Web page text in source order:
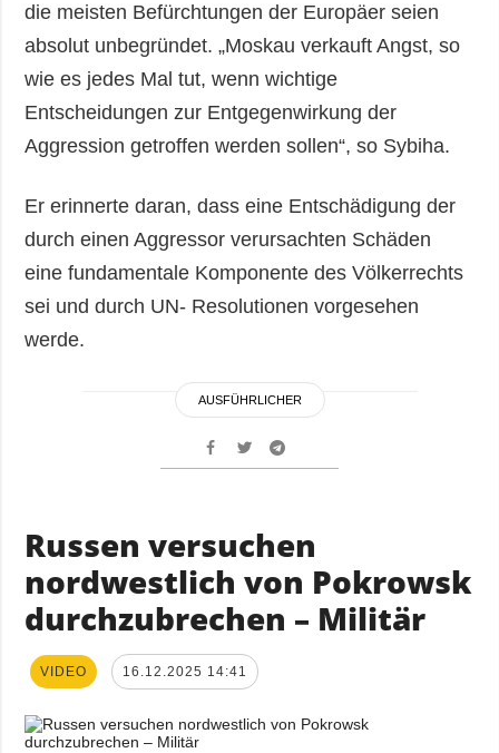
die meisten Befürchtungen der Europäer seien
absolut unbegründet. „Moskau verkauft Angst, so
wie es jedes Mal tut, wenn wichtige
Entscheidungen zur Entgegenwirkung der
Aggression getroffen werden sollen“, so Sybiha.
Er erinnerte daran, dass eine Entschädigung der
durch einen Aggressor verursachten Schäden
eine fundamentale Komponente des Völkerrechts
sei und durch UN- Resolutionen vorgesehen
werde.
AUSFÜHRLICHER
Russen versuchen
nordwestlich von Pokrowsk
durchzubrechen – Militär
VIDEO 16.12.2025 14:41